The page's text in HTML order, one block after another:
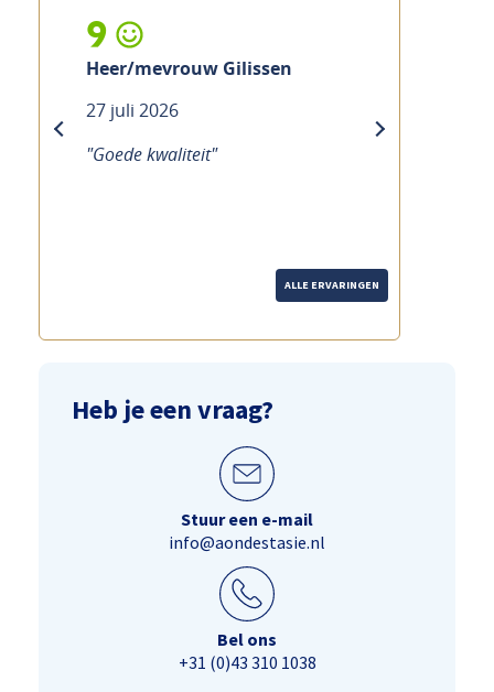
Mevrouw Ramakers
"Goede service Duidelijke uitleg
next
ALLE ERVARINGEN
Heb je een vraag?
Stuur een e-mail
info@aondestasie.nl
Bel ons
+31 (0)43 310 1038